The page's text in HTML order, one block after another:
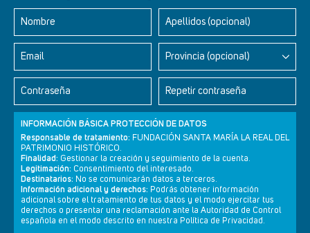
Nombre Apellidos (opcional)
Email Provincia (opcional)
Contraseña Repetir contraseña
INFORMACIÓN BÁSICA PROTECCIÓN DE DATOS
Responsable de tratamiento: FUNDACIÓN SANTA MARÍA LA REAL DEL
PATRIMONIO HISTÓRICO.
Finalidad: Gestionar la creación y seguimiento de la cuenta.
Legitimación: Consentimiento del interesado.
Destinatarios: No se comunicarán datos a terceros.
Información adicional y derechos: Podrás obtener información
adicional sobre el tratamiento de tus datos y el modo ejercitar tus
derechos o presentar una reclamación ante la Autoridad de Control
española en el modo descrito en nuestra Política de Privacidad.
Retablos Renacentistas Este de León
Newsletter Aviso legal Política de privacidad Política de cookies